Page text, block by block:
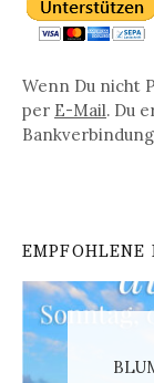
Wenn Du nicht
per E-Mail. Du
EMPFOHLENE